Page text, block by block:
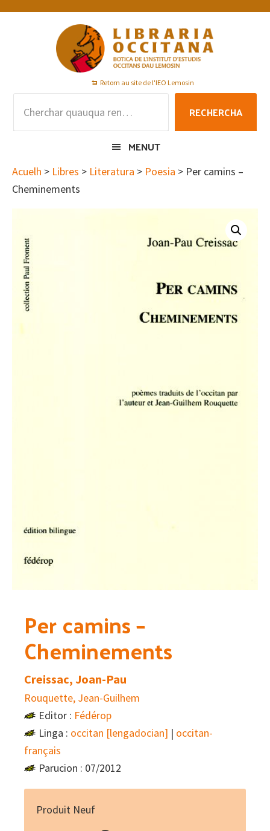
Skip
Skip
Skip
Retorn au site de l'IEO Lemosin
RECHERCHA
MENUT
Acuelh > Libres > Literatura > Poesia > Per camins –
Cheminements
Per camins –
Cheminements
Creissac, Joan-Pau
Rouquette, Jean-Guilhem
Editor : Fédérop
Linga : occitan [lengadocian] | occitan-
français
Parucion : 07/2012
Produit Neuf